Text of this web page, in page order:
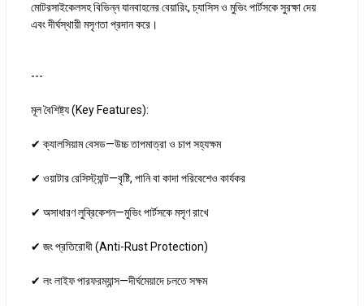
মোটরসাইকেলসহ বিভিন্ন যানবাহনের বেয়ারিং, চ্যাসিস ও মুভিং পার্টসকে সুরক্ষা দেয়
এবং দীর্ঘস্থায়ী মসৃণতা প্রদান করে।
---
মূল বৈশিষ্ট্য (Key Features):
✔ ক্যালসিয়াম বেসড—উচ্চ তাপমাত্রা ও চাপ সহ্যক্ষম
✔ ওয়াটার রেসিস্ট্যান্ট—বৃষ্টি, পানি বা কাদা পরিবেশেও কার্যকর
✔ অসাধারণ লুব্রিকেশন—মুভিং পার্টসকে মসৃণ রাখে
✔ জং প্রতিরোধী (Anti-Rust Protection)
✔ লং লাইফ পারফরম্যান্স—দীর্ঘমেয়াদে চলতে সক্ষম